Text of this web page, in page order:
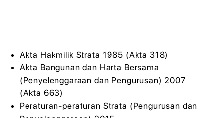
Akta Hakmilik Strata 1985 (Akta 318)
Akta Bangunan dan Harta Bersama
(Penyelenggaraan dan Pengurusan) 2007
(Akta 663)
Peraturan-peraturan Strata (Pengurusan dan